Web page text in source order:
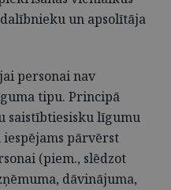
un apsolītāja
personai nav
tipu. Principā
saistībtiesisku līgumu
pārvērst
(piem., slēdzot
dāvinājuma,